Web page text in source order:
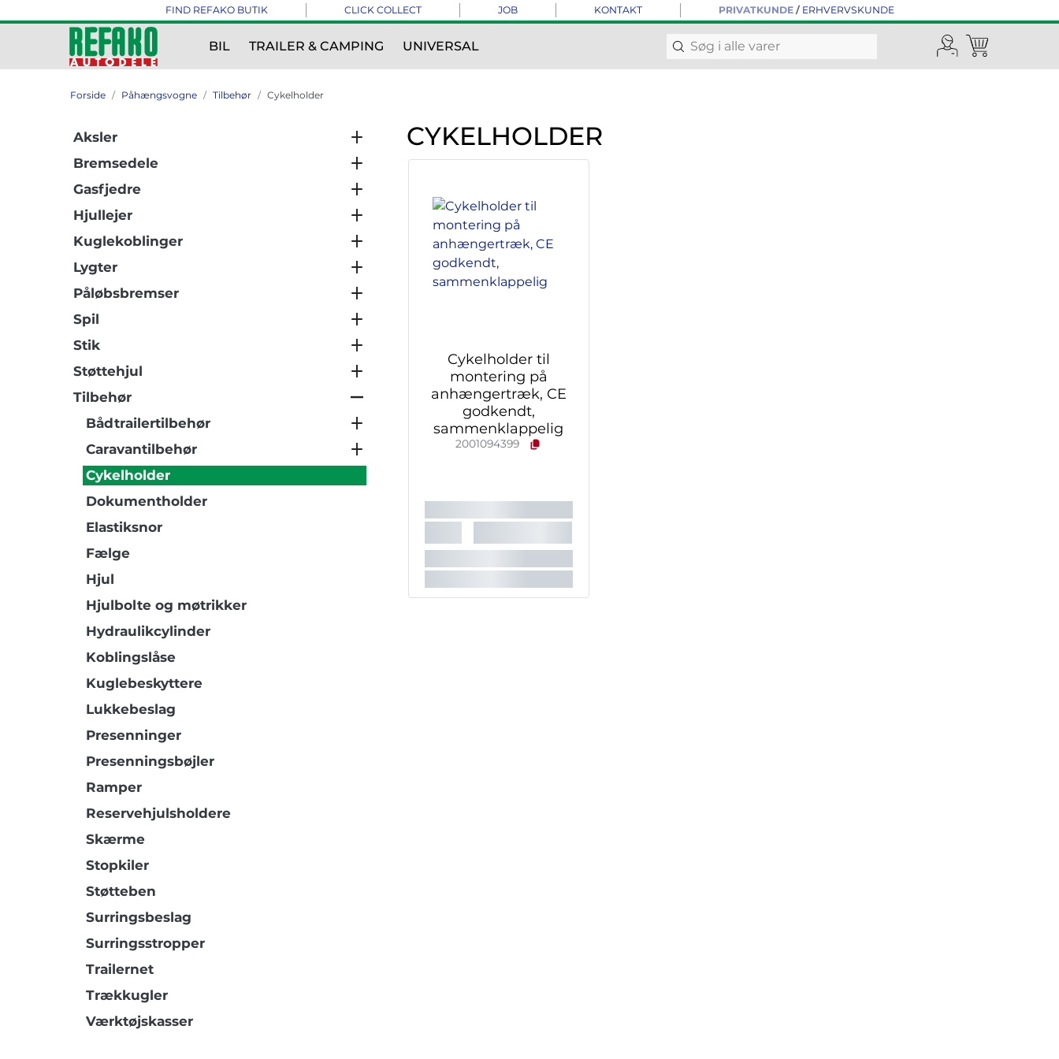
FIND REFAKO BUTIK CLICK COLLECT JOB KONTAKT PRIVATKUNDE/ ERHVERVSKUNDE
BIL TRAILER & CAMPING UNIVERSAL
Forside Påhængsvogne Tilbehør Cykelholder
Aksler
Bremsedele
Gasfjedre
Hjullejer
Kuglekoblinger
Lygter
Påløbsbremser
Spil
Stik
Støttehjul
Tilbehør
Bådtrailertilbehør
Caravantilbehør
Cykelholder
Dokumentholder
Elastiksnor
Fælge
Hjul
Hjulbolte og møtrikker
Hydraulikcylinder
Koblingslåse
Kuglebeskyttere
Lukkebeslag
Presenninger
Presenningsbøjler
Ramper
Reservehjulsholdere
Skærme
Stopkiler
Støtteben
Surringsbeslag
Surringsstropper
Trailernet
Trækkugler
Værktøjskasser
CYKELHOLDER
Cykelholder til
montering på
anhængertræk, CE
godkendt,
sammenklappelig
2001094399